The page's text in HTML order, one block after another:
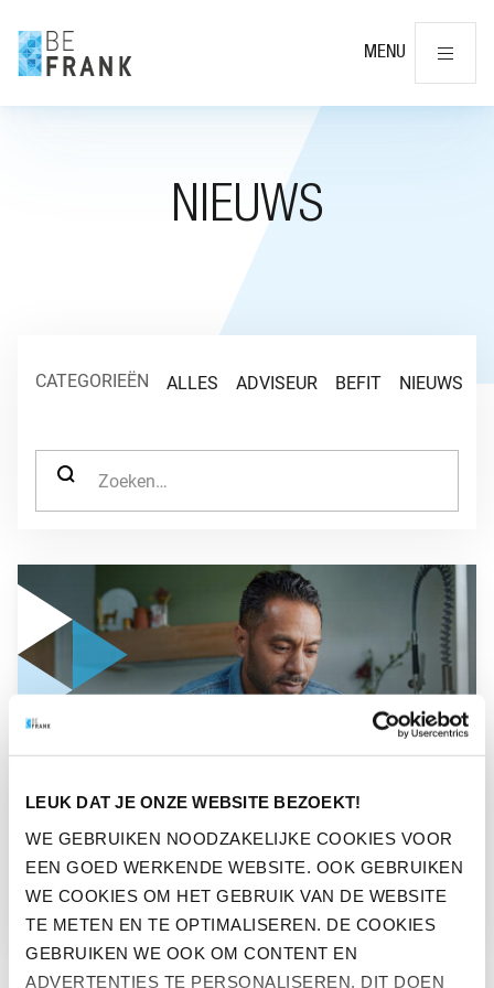
LEUK DAT JE ONZE WEBSITE BEZOEKT!
WE GEBRUIKEN NOODZAKELIJKE COOKIES VOOR
EEN GOED WERKENDE WEBSITE. OOK GEBRUIKEN
WE COOKIES OM HET GEBRUIK VAN DE WEBSITE
TE METEN EN TE OPTIMALISEREN. DE COOKIES
GEBRUIKEN WE OOK OM CONTENT EN
ADVERTENTIES TE PERSONALISEREN. DIT DOEN
MENU
NIEUWS
CATEGORIEËN ALLES ADVISEUR BEFIT NIEUWS
ZOEK NAAR:
GA NAAR “2025: EEN BEWOGEN BELEGGINGSJAAR”
2025: EEN BEWOGEN
BELEGGINGSJAAR